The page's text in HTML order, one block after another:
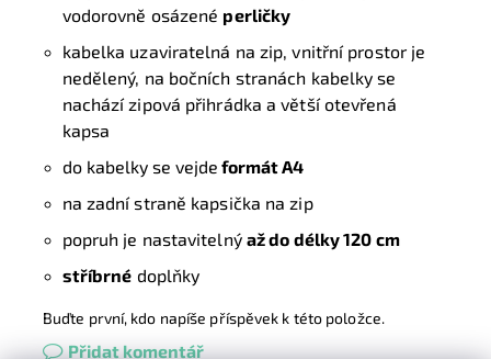
vodorovně osázené perličky
kabelka uzaviratelná na zip, vnitřní prostor je
nedělený, na bočních stranách kabelky se
nachází zipová přihrádka a větší otevřená
kapsa
do kabelky se vejde formát A4
na zadní straně kapsička na zip
popruh je nastavitelný až do délky 120 cm
stříbrné doplňky
Buďte první, kdo napíše příspěvek k této položce.
Přidat komentář